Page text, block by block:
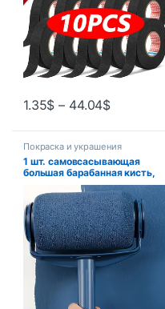
1.35$ – 44.04$
Покраска и украшения
1 шт. самовсасывающая
большая барабанная кисть,
искусственная, латексная
краска, Настенная кисть